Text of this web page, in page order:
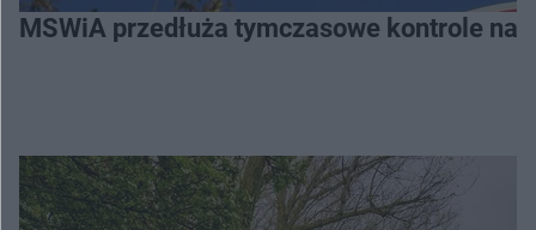
MSWiA przedłuża tymczasowe kontrole